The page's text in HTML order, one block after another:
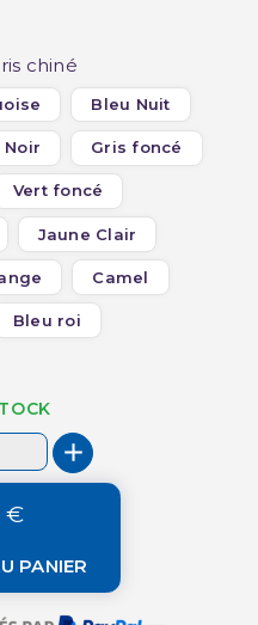
chiné
Bleu Nuit
Noir Gris foncé
Vert foncé
Jaune Clair
Camel
Bleu roi
€
PANIER